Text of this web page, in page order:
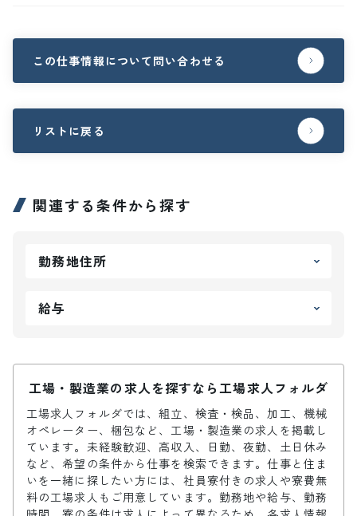
この仕事情報について問い合わせる
リストに戻る
関連する条件から探す
勤務地住所
給与
工場・製造業の求人を探すなら工場求人フォルダ
工場求人フォルダでは、組立、検査・検品、加工、機械
オペレーター、梱包など、工場・製造業の求人を掲載し
ています。未経験歓迎、高収入、日勤、夜勤、土日休み
など、希望の条件から仕事を検索できます。仕事と住ま
いを一緒に探したい方には、社員寮付きの求人や寮費無
料の工場求人もご用意しています。勤務地や給与、勤務